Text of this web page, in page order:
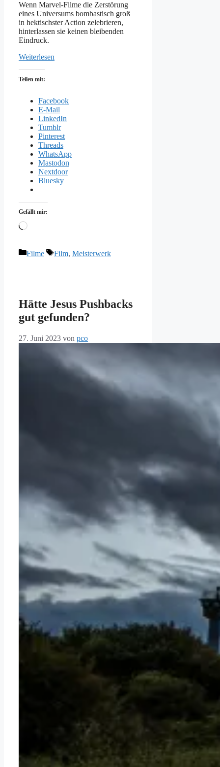
Wenn Marvel-Filme die Zerstörung
eines Universums bombastisch groß
in hektischster Action zelebrieren,
hinterlassen sie keinen bleibenden
Eindruck.
Weiterlesen
Teilen mit:
Facebook
E-Mail
LinkedIn
Tumblr
Pinterest
Threads
WhatsApp
Mastodon
Nextdoor
Bluesky
Gefällt mir:
Wird
Kategorien
Filme Schlagwörter
Film, Meisterwerk
Hätte Jesus Pushbacks
gut gefunden?
27. Juni 2023 von pco